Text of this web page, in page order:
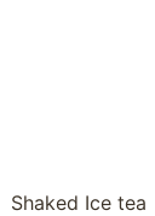
Shaked Ice tea